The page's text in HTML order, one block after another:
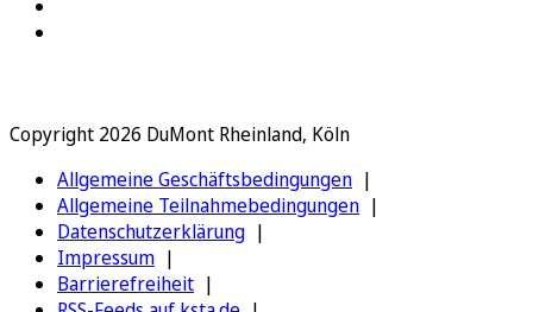
Copyright 2026 DuMont Rheinland, Köln
Allgemeine Geschäftsbedingungen
Allgemeine Teilnahmebedingungen
Datenschutzerklärung
Impressum
Barrierefreiheit